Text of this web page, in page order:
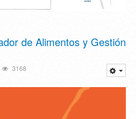
de Alimentos y Gestión
3168